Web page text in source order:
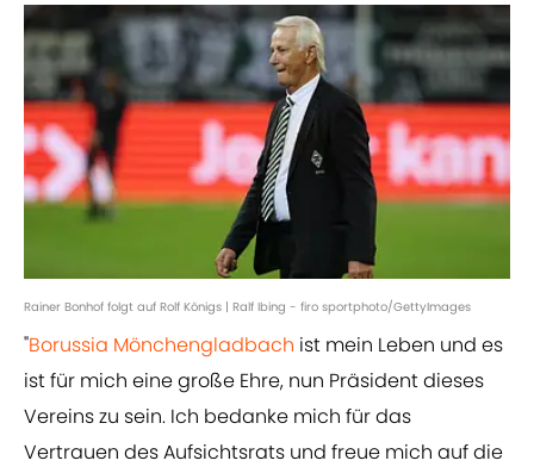
Rainer Bonhof folgt auf Rolf Königs | Ralf Ibing - firo sportphoto/GettyImages
"Borussia Mönchengladbach ist mein Leben und es
ist für mich eine große Ehre, nun Präsident dieses
Vereins zu sein. Ich bedanke mich für das
Vertrauen des Aufsichtsrats und freue mich auf die